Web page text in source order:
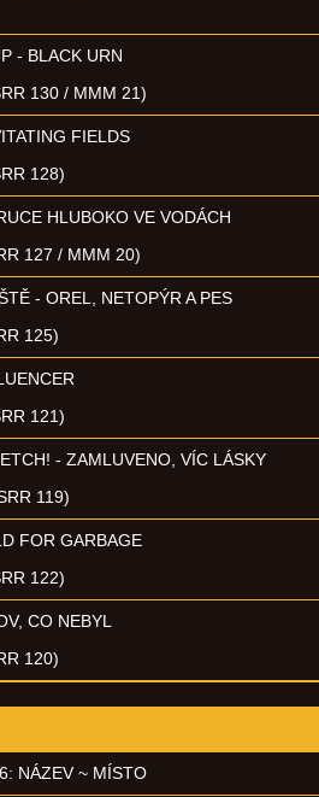
- BLACK URN
130 / MMM 21)
FIELDS
128)
HLUBOKO VE VODÁCH
127 / MMM 20)
- OREL, NETOPÝR A PES
125)
121)
- ZAMLUVENO, VÍC LÁSKY
119)
FOR GARBAGE
122)
CO NEBYL
120)
NÁZEV ~ MÍSTO